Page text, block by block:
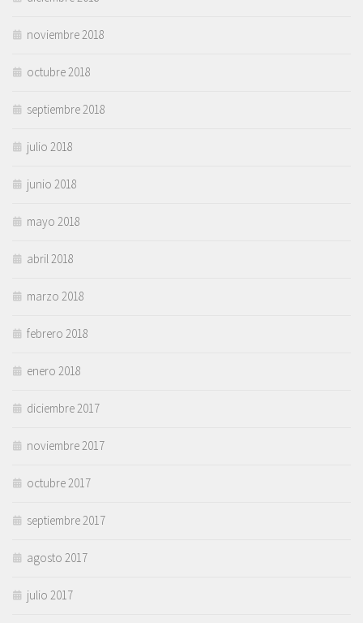
noviembre 2018
octubre 2018
septiembre 2018
julio 2018
junio 2018
mayo 2018
abril 2018
marzo 2018
febrero 2018
enero 2018
diciembre 2017
noviembre 2017
octubre 2017
septiembre 2017
agosto 2017
julio 2017